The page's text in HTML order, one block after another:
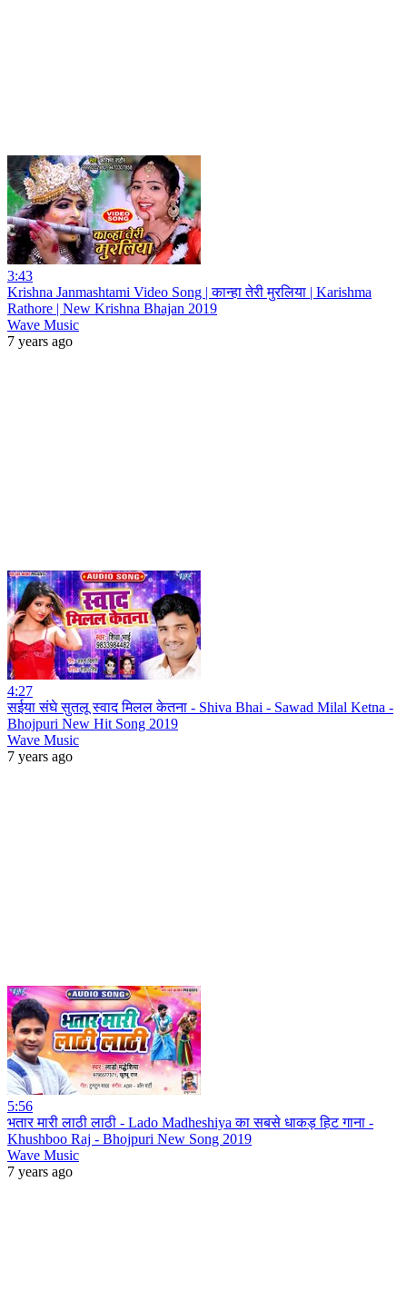
3:43
Krishna Janmashtami Video Song | कान्हा तेरी मुरलिया | Karishma
Rathore | New Krishna Bhajan 2019
Wave Music
7 years ago
4:27
सईया संघे सुतलू स्वाद मिलल केतना - Shiva Bhai - Sawad Milal Ketna -
Bhojpuri New Hit Song 2019
Wave Music
7 years ago
5:56
भतार मारी लाठी लाठी - Lado Madheshiya का सबसे धाकड़ हिट गाना -
Khushboo Raj - Bhojpuri New Song 2019
Wave Music
7 years ago